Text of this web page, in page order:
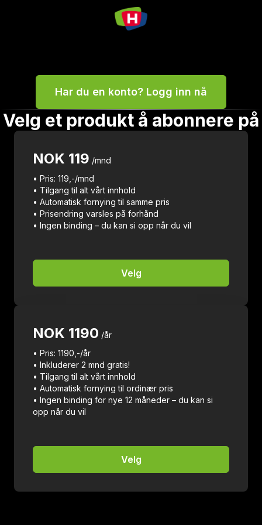
Har du en konto? Logg inn nå
Velg et produkt å abonnere på
NOK 119 /mnd
• Pris: 119,-/mnd
• Tilgang til alt vårt innhold
• Automatisk fornying til samme pris
• Prisendring varsles på forhånd
• Ingen binding – du kan si opp når du vil
Velg
NOK 1190 /år
• Pris: 1190,-/år
• Inkluderer 2 mnd gratis!
• Tilgang til alt vårt innhold
• Automatisk fornying til ordinær pris
• Ingen binding for nye 12 måneder – du kan si
opp når du vil
Velg